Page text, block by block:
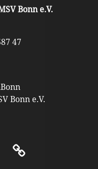
Bonn e.V.
47
Bonn e.V.
Datenschutz